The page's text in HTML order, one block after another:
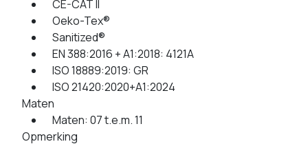
CE-CAT II
Oeko-Tex®
Sanitized®
EN 388:2016 + A1:2018: 4121A
ISO 18889:2019: GR
ISO 21420:2020+A1:2024
Maten
Maten: 07 t.e.m. 11
Opmerking